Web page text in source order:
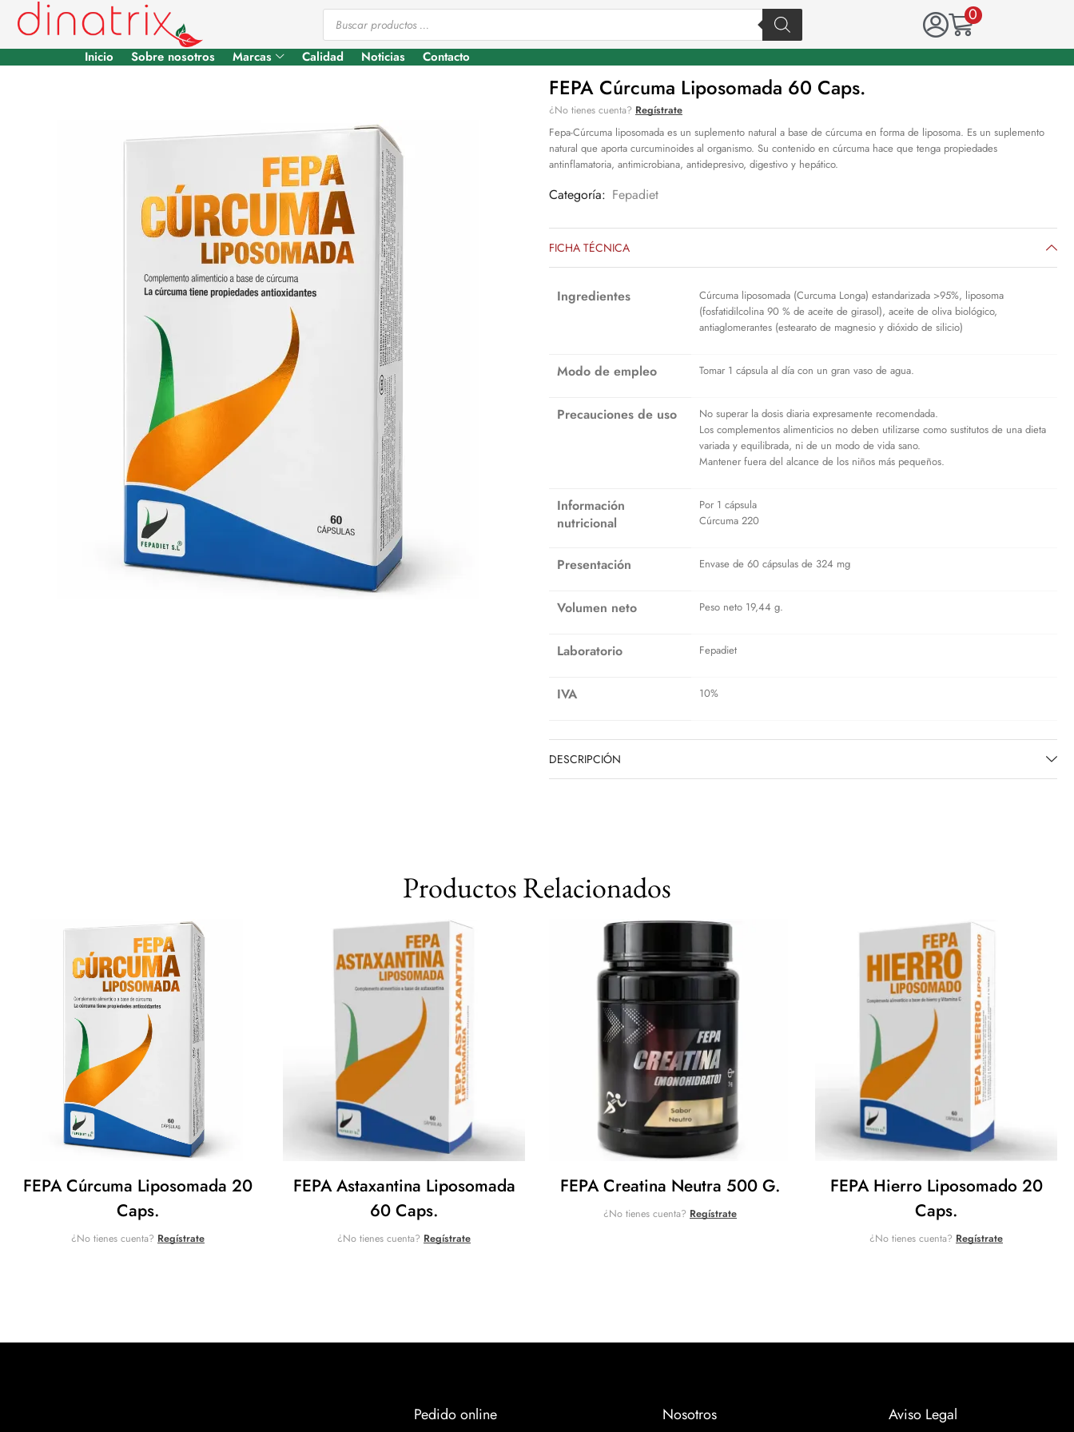
0
Inicio Sobre nosotros Marcas Calidad Noticias Contacto
FEPA Cúrcuma Liposomada 60 Caps.
¿No tienes cuenta? Regístrate
Fepa-Cúrcuma liposomada es un suplemento natural a base de cúrcuma en forma de liposoma. Es un suplemento
natural que aporta curcuminoides al organismo. Su contenido en cúrcuma hace que tenga propiedades
antinflamatoria, antimicrobiana, antidepresivo, digestivo y hepático.
Categoría: Fepadiet
FICHA TÉCNICA
Ingredientes
Cúrcuma liposomada (Curcuma Longa) estandarizada >95%, liposoma
(fosfatidilcolina 90 % de aceite de girasol), aceite de oliva biológico,
antiaglomerantes (estearato de magnesio y dióxido de silicio)
Modo de empleo Tomar 1 cápsula al día con un gran vaso de agua.
Precauciones de uso
No superar la dosis diaria expresamente recomendada.
Los complementos alimenticios no deben utilizarse como sustitutos de una dieta
variada y equilibrada, ni de un modo de vida sano.
Mantener fuera del alcance de los niños más pequeños.
Información
nutricional
Por 1 cápsula
Cúrcuma 220
Presentación Envase de 60 cápsulas de 324 mg
Volumen neto Peso neto 19,44 g.
Laboratorio Fepadiet
IVA 10%
DESCRIPCIÓN
Productos Relacionados
FEPA Cúrcuma Liposomada 20
Caps.
¿No tienes cuenta? Regístrate
FEPA Astaxantina Liposomada
60 Caps.
¿No tienes cuenta? Regístrate
FEPA Creatina Neutra 500 G.
¿No tienes cuenta? Regístrate
FEPA Hierro Liposomado 20
Caps.
¿No tienes cuenta? Regístrate
Pedido online Nosotros Aviso Legal